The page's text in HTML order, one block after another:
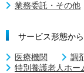
業務委託・その他
サービス形態か
医療機関
調
特別養護老人ホー